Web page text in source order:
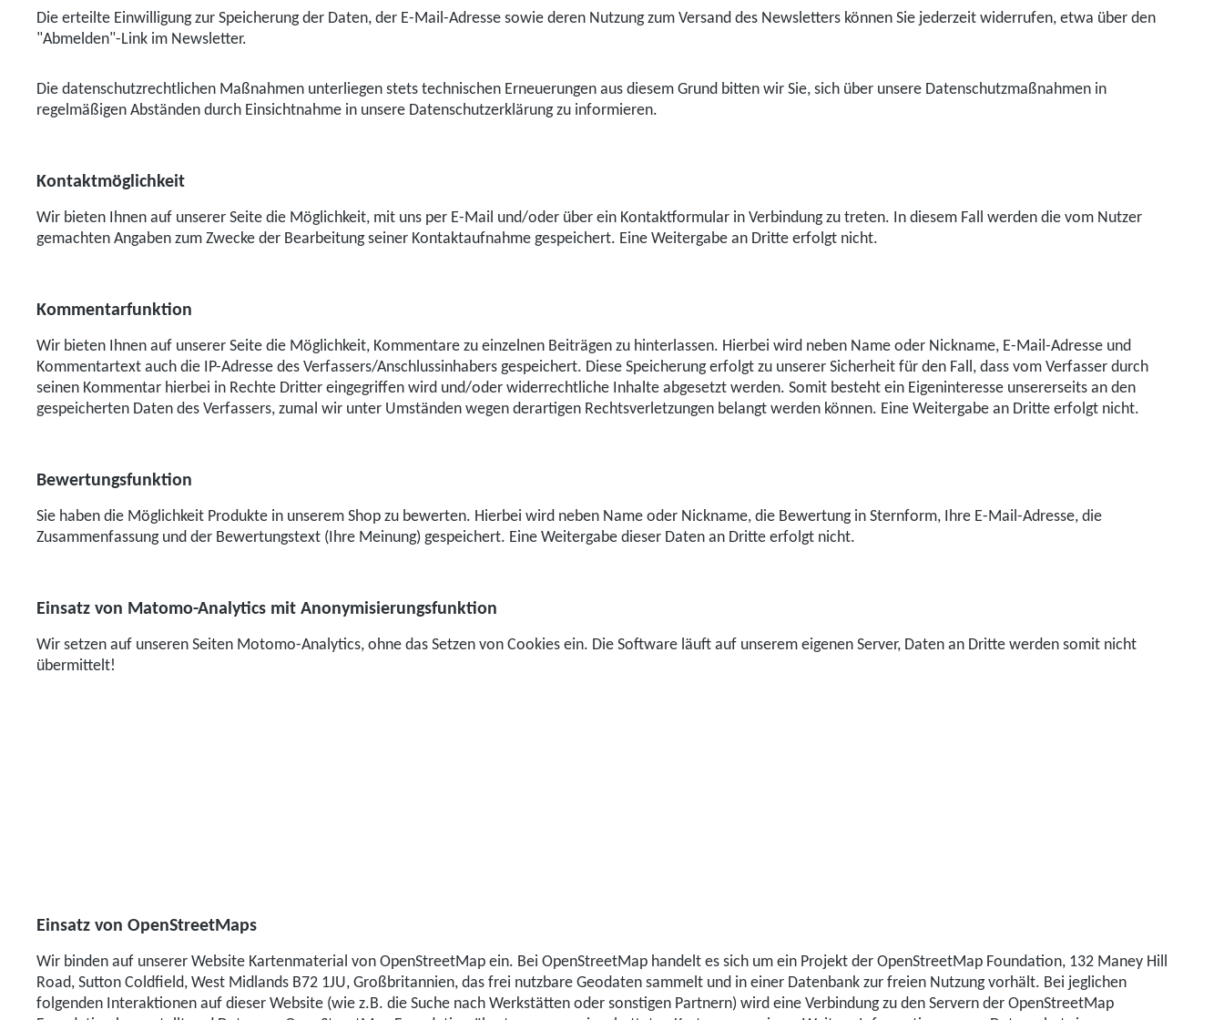
Die erteilte Einwilligung zur Speicherung der Daten, der E-Mail-Adresse sowie deren Nutzung zum Versand des Newsletters können Sie jederzeit widerrufen, etwa über den
"Abmelden"-Link im Newsletter.
Die datenschutzrechtlichen Maßnahmen unterliegen stets technischen Erneuerungen aus diesem Grund bitten wir Sie, sich über unsere Datenschutzmaßnahmen in
regelmäßigen Abständen durch Einsichtnahme in unsere Datenschutzerklärung zu informieren.
Kontaktmöglichkeit
Wir bieten Ihnen auf unserer Seite die Möglichkeit, mit uns per E-Mail und/oder über ein Kontaktformular in Verbindung zu treten. In diesem Fall werden die vom Nutzer
gemachten Angaben zum Zwecke der Bearbeitung seiner Kontaktaufnahme gespeichert. Eine Weitergabe an Dritte erfolgt nicht.
Kommentarfunktion
Wir bieten Ihnen auf unserer Seite die Möglichkeit, Kommentare zu einzelnen Beiträgen zu hinterlassen. Hierbei wird neben Name oder Nickname, E-Mail-Adresse und
Kommentartext auch die IP-Adresse des Verfassers/Anschlussinhabers gespeichert. Diese Speicherung erfolgt zu unserer Sicherheit für den Fall, dass vom Verfasser durch
seinen Kommentar hierbei in Rechte Dritter eingegriffen wird und/oder widerrechtliche Inhalte abgesetzt werden. Somit besteht ein Eigeninteresse unsererseits an den
gespeicherten Daten des Verfassers, zumal wir unter Umständen wegen derartigen Rechtsverletzungen belangt werden können. Eine Weitergabe an Dritte erfolgt nicht.
Bewertungsfunktion
Sie haben die Möglichkeit Produkte in unserem Shop zu bewerten. Hierbei wird neben Name oder Nickname, die Bewertung in Sternform, Ihre E-Mail-Adresse, die
Zusammenfassung und der Bewertungstext (Ihre Meinung) gespeichert. Eine Weitergabe dieser Daten an Dritte erfolgt nicht.
Einsatz von Matomo-Analytics mit Anonymisierungsfunktion
Wir setzen auf unseren Seiten Motomo-Analytics, ohne das Setzen von Cookies ein. Die Software läuft auf unserem eigenen Server, Daten an Dritte werden somit nicht
übermittelt!
Einsatz von OpenStreetMaps
Wir binden auf unserer Website Kartenmaterial von OpenStreetMap ein. Bei OpenStreetMap handelt es sich um ein Projekt der OpenStreetMap Foundation, 132 Maney Hill
Road, Sutton Coldfield, West Midlands B72 1JU, Großbritannien, das frei nutzbare Geodaten sammelt und in einer Datenbank zur freien Nutzung vorhält. Bei jeglichen
folgenden Interaktionen auf dieser Website (wie z.B. die Suche nach Werkstätten oder sonstigen Partnern) wird eine Verbindung zu den Servern der OpenStreetMap